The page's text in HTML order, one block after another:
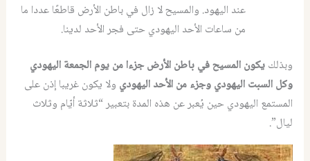
عند اليهود. والمسيح لا زال في باطن الأرض قاطعًا عددا ما
من ساعات الأحد اليهودي حتى فجر الأحد لدينا.
وبذلكيكون المسيح في باطن الأرض جزءا من يوم الجمعة اليهودي
وكل السبت اليهودي وجزء من الأحد اليهودي ولا يكون غريبا إذن على
المستمع اليهودي حين يُعبر عن هذه المدة بتعبير “ثلاثة أيّام وثلاث
ليال”.